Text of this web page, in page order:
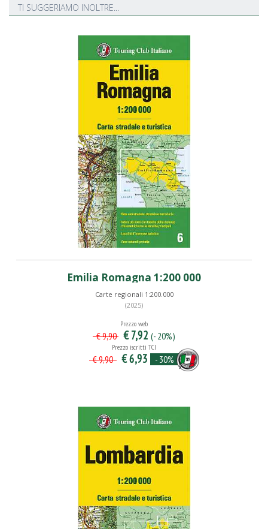
TI SUGGERIAMO INOLTRE...
Emilia Romagna 1:200 000
Carte regionali 1:200.000
(2025)
Prezzo web
€ 9,90 € 7,92 (- 20%)
Prezzo iscritti TCI
€ 9,90 € 6,93 - 30%